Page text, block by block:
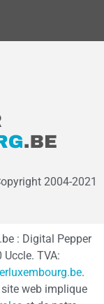
2004-2021
: Digital Pepper
Uccle. TVA:
.
web implique